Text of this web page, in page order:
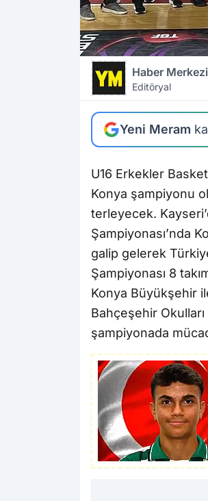
Haber Merkezi
Editöryal
Yeni Meram
U16 Erkekler
Konya şampiyonu
terleyecek.
Şampiyonası’nda
galip gelerek
Şampiyonası 8
Konya Büyükşehir
Bahçeşehir
şampiyonada